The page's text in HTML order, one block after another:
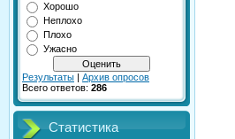
Хорошо
Неплохо
Плохо
Ужасно
Результаты | Архив опросов
Всего ответов: 286
Статистика